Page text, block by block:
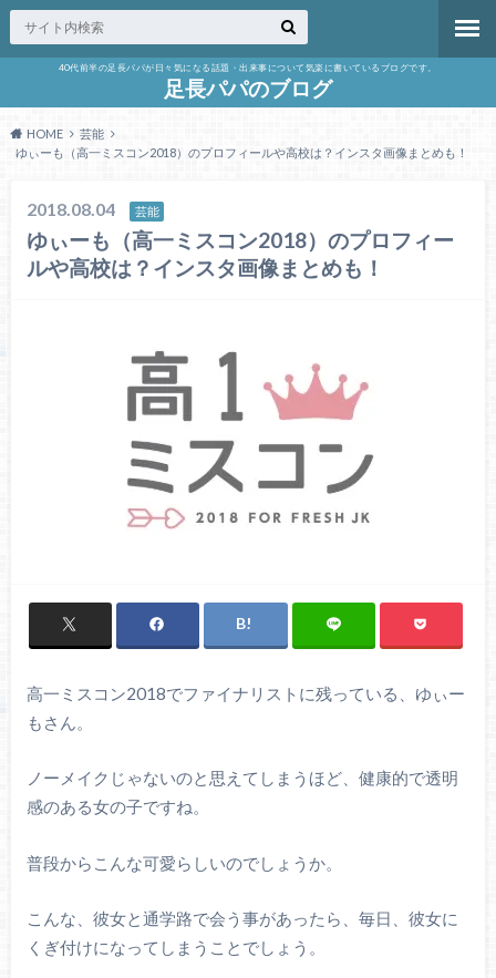
40代前半の足長パパが日々気になる話題・出来事について気楽に書いているブログです。
足長パパのブログ
HOME
芸能
ゆぃーも（高一ミスコン2018）のプロフィールや高校は？インスタ画像まとめも！
2018.08.04 芸能
ゆぃーも（高一ミスコン2018）のプロフィー
ルや高校は？インスタ画像まとめも！
高一ミスコン2018でファイナリストに残っている、ゆぃー
もさん。
ノーメイクじゃないのと思えてしまうほど、健康的で透明
感のある女の子ですね。
普段からこんな可愛らしいのでしょうか。
こんな、彼女と通学路で会う事があったら、毎日、彼女に
くぎ付けになってしまうことでしょう。